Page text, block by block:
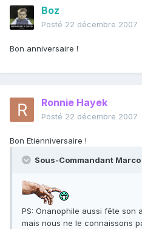
Boz
Posté 22 décembre 2007
Bon anniversaire !
Ronnie Hayek
Posté 22 décembre 2007
Bon Etienniversaire !
Sous-Commandant Marco
PS: Onanophile aussi fête son
mais nous ne le connaissons